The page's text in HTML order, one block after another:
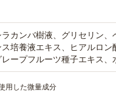
ラカンバ樹液、グリセリン、
ス培養液エキス、ヒアルロン
ープフルーツ種子エキス、
用した微量成分